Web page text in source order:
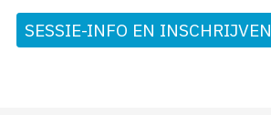
SESSIE-INFO EN INSCHRIJVEN